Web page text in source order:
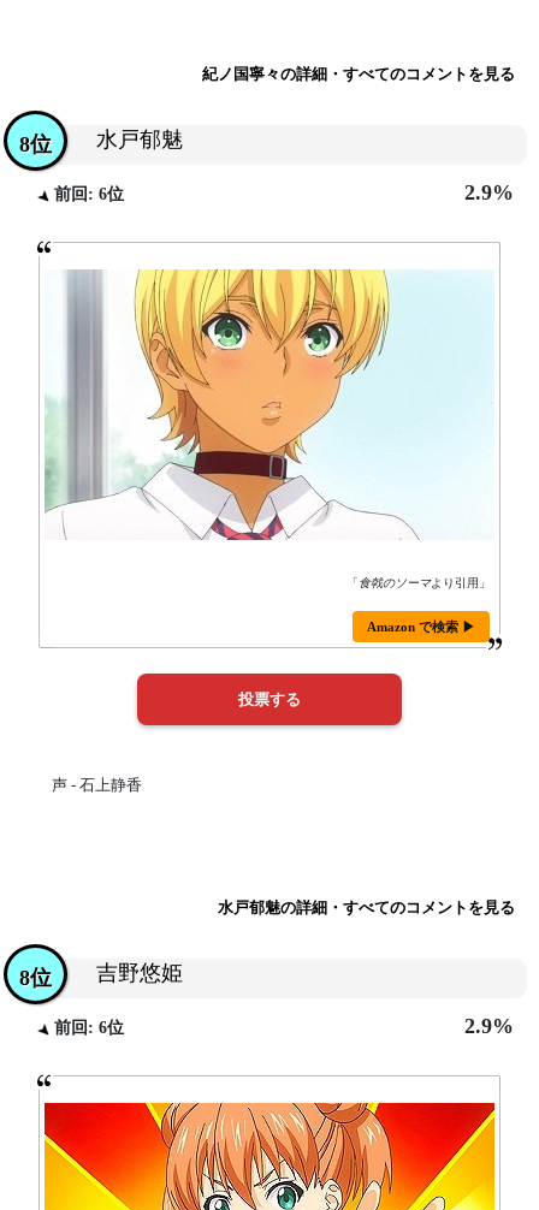
紀ノ国寧々の詳細・すべてのコメントを見る
水戸郁魅
8位
前回: 6位 2.9%
「食戟のソーマより引用」
Amazon で検索 ▶
声 - 石上静香
水戸郁魅の詳細・すべてのコメントを見る
吉野悠姫
8位
前回: 6位 2.9%